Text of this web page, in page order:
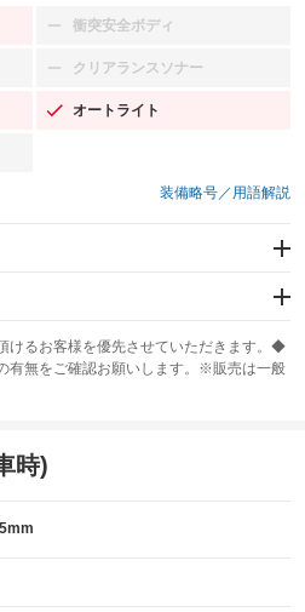
衝突安全ボディ
：装備なし
クリアランスソナー
：装備なし
オートライト
：装備あり
装備略号／用語解説
ド
ABS
けるお客様を優先させていただきます。◆
有無をご確認お願いします。※販売は一般
時)